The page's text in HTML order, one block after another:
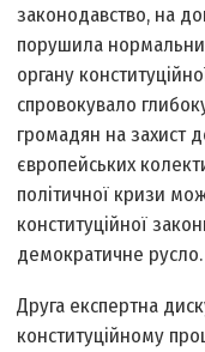
законодавство, на
порушила
органу
спровокувало
громадян на захист
європейських
політичної кризи
конституційної
демократичне русло.
Друга експертна
конституційному